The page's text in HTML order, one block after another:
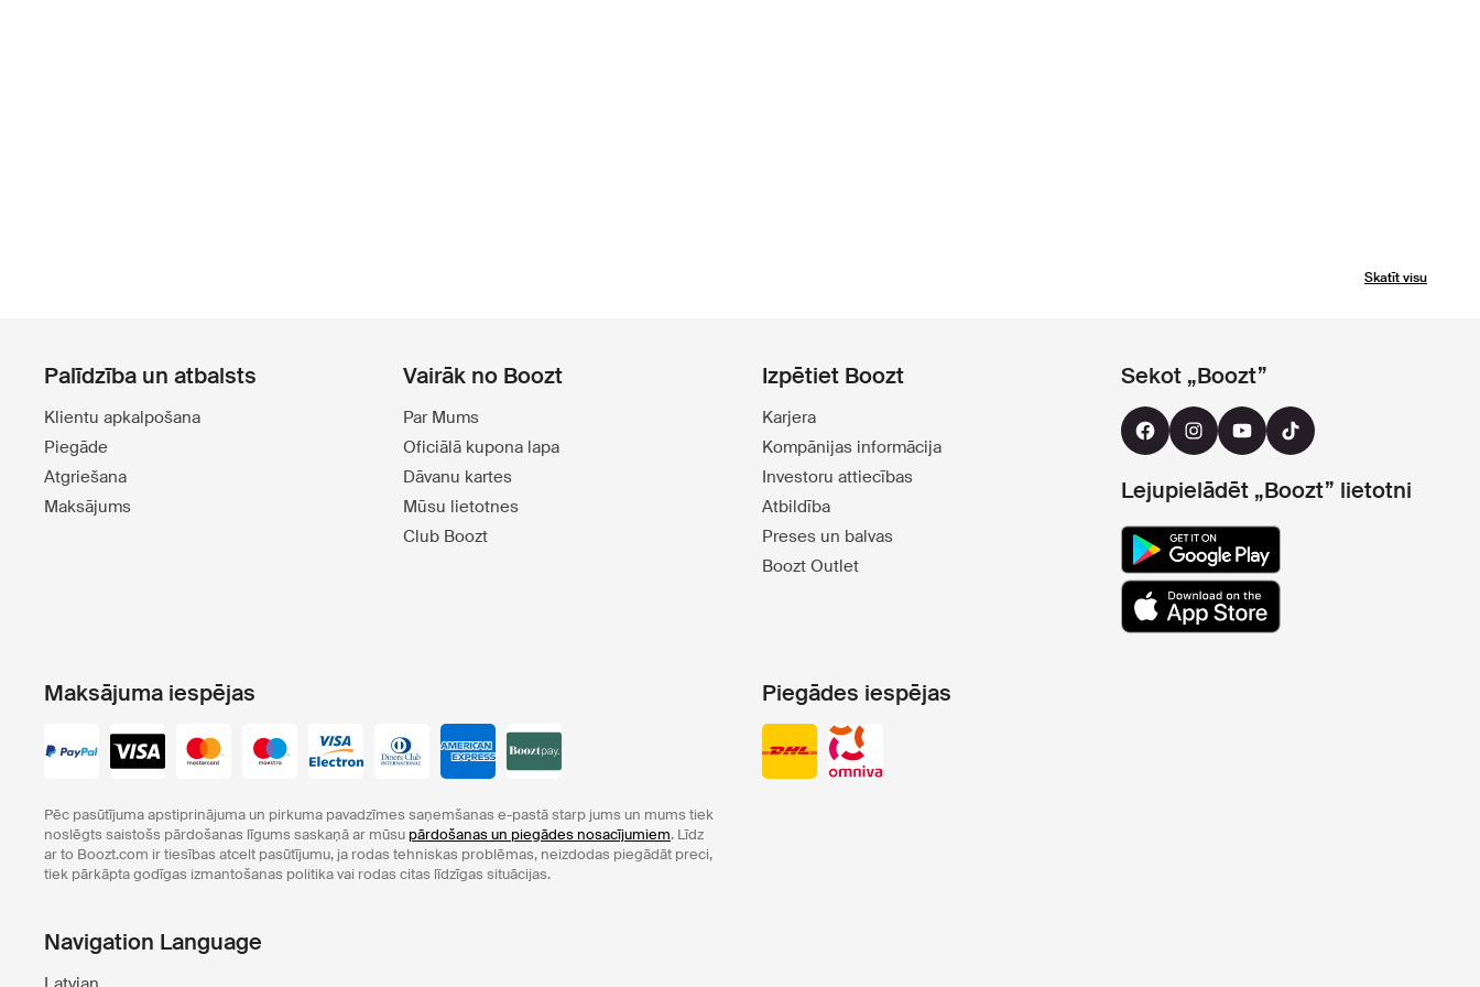
Skatīt visu
Palīdzība un atbalsts
Klientu apkalpošana
Piegāde
Atgriešana
Maksājums
Vairāk no Boozt
Par Mums
Oficiālā kupona lapa
Dāvanu kartes
Mūsu lietotnes
Club Boozt
Izpētiet Boozt
Karjera
Kompānijas informācija
Investoru attiecības
Atbildība
Preses un balvas
Boozt Outlet
Sekot „Boozt”
Lejupielādēt „Boozt” lietotni
Maksājuma iespējas
Pēc pasūtījuma apstiprinājuma un pirkuma pavadzīmes saņemšanas e-pastā starp jums un mums tiek
noslēgts saistošs pārdošanas līgums saskaņā ar mūsu pārdošanas un piegādes nosacījumiem. Līdz
ar to Boozt.com ir tiesības atcelt pasūtījumu, ja rodas tehniskas problēmas, neizdodas piegādāt preci,
tiek pārkāpta godīgas izmantošanas politika vai rodas citas līdzīgas situācijas.
Piegādes iespējas
Navigation Language